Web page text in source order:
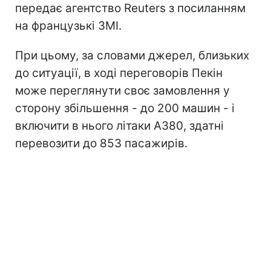
передає агентство Reuters з посиланням
на французькі ЗМІ.
При цьому, за словами джерел, близьких
до ситуації, в ході переговорів Пекін
може переглянути своє замовлення у
сторону збільшення - до 200 машин - і
включити в нього літаки A380, здатні
перевозити до 853 пасажирів.